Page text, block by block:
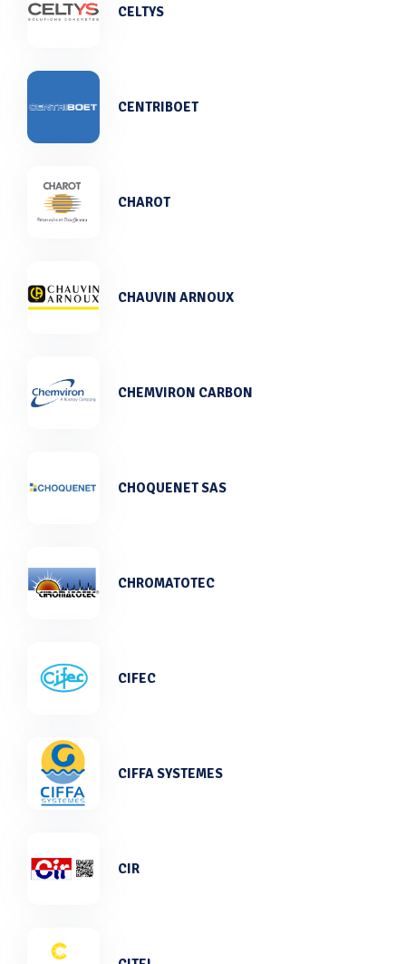
CELTYS
CENTRIBOET
CHAROT
CHAUVIN ARNOUX
CHEMVIRON CARBON
CHOQUENET SAS
CHROMATOTEC
CIFEC
CIFFA SYSTEMES
CIR